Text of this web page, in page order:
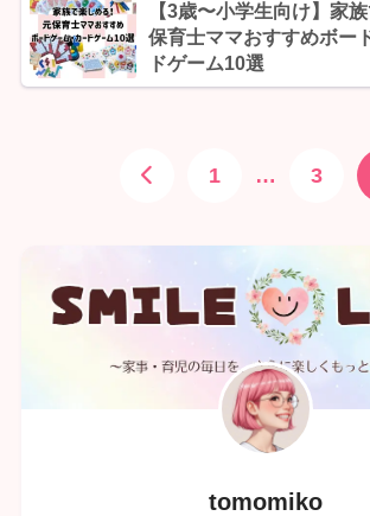
【3歳〜小学生向け】家
保育士ママおすすめボー
ドゲーム10選
1 … 3
tomomiko